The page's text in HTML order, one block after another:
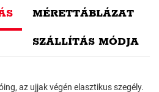
MÉRETTÁBLÁZAT
SZÁLLÍTÁS MÓDJA
az ujjak végén elasztikus szegély.